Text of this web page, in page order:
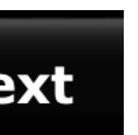
और इतने दूर से कोई बिना किसे तार के
में बिकता था. पहला फ़ोन होने के वजह से
की बै...